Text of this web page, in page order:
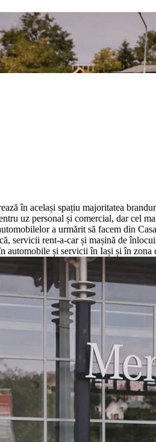
în același spațiu majoritatea
uz personal și comercial, dar cel
a urmărit să facem din
servicii rent-a-car și mașină de
și servicii în Iași și în zona